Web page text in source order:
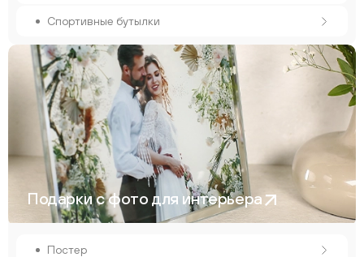
Спортивные бутылки
Подарки с фото для интерьера
Постер